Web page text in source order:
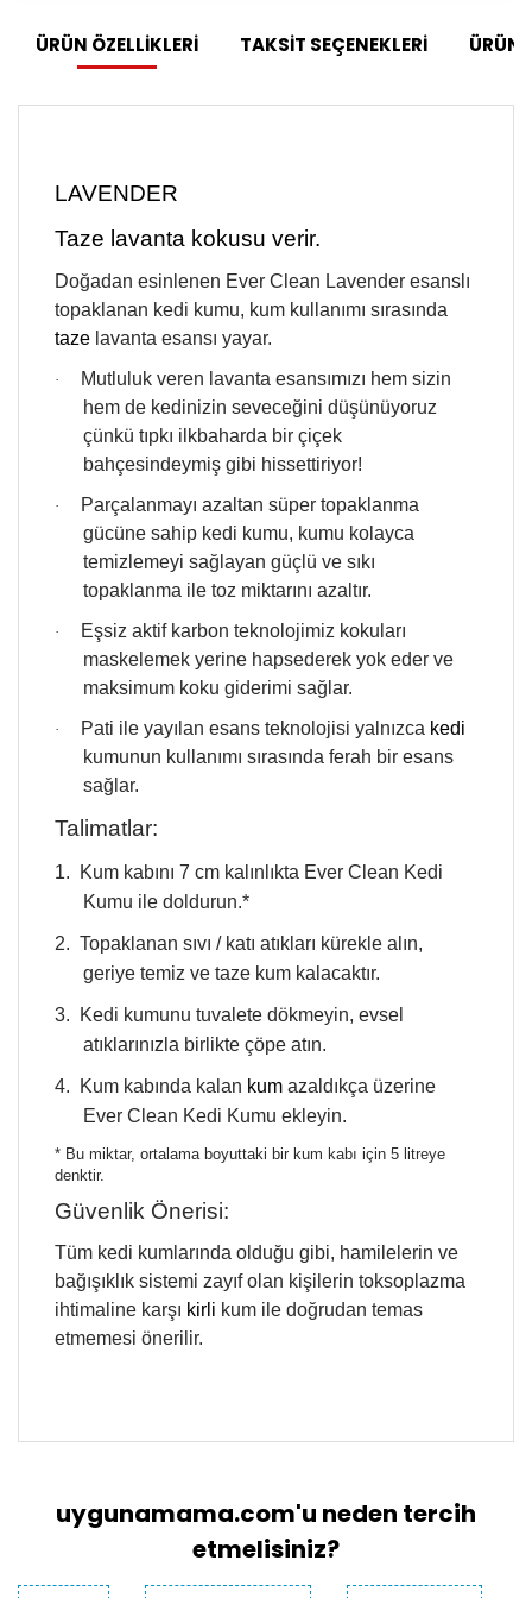
ÜRÜN ÖZELLİKLERİ TAKSİT SEÇENEKLERİ ÜRÜN
LAVENDER
Taze lavanta kokusu verir.
Doğadan esinlenen Ever Clean Lavender esanslı
topaklanan kedi kumu, kum kullanımı sırasında
taze lavanta esansı yayar.
·
Mutluluk veren lavanta esansımızı hem sizin
hem de kedinizin seveceğini düşünüyoruz
çünkü tıpkı ilkbaharda bir çiçek
bahçesindeymiş gibi hissettiriyor!
·
Parçalanmayı azaltan süper topaklanma
gücüne sahip kedi kumu, kumu kolayca
temizlemeyi sağlayan güçlü ve sıkı
topaklanma ile toz miktarını azaltır.
·
Eşsiz aktif karbon teknolojimiz kokuları
maskelemek yerine hapsederek yok eder ve
maksimum koku giderimi sağlar.
· Pati ile yayılan esans teknolojisi yalnızca kedi
kumunun kullanımı sırasında ferah bir esans
sağlar.
Talimatlar:
1.
Kum kabını 7 cm kalınlıkta Ever Clean Kedi
Kumu ile doldurun.*
2. Topaklanan sıvı / katı atıkları kürekle alın,
geriye temiz ve taze kum kalacaktır.
3.
Kedi kumunu tuvalete dökmeyin, evsel
atıklarınızla birlikte çöpe atın.
4. Kum kabında kalan kum azaldıkça üzerine
Ever Clean Kedi Kumu ekleyin.
* Bu miktar, ortalama boyuttaki bir kum kabı için 5 litreye
denktir.
Güvenlik Önerisi:
Tüm kedi kumlarında olduğu gibi, hamilelerin ve
bağışıklık sistemi zayıf olan kişilerin toksoplazma
ihtimaline karşı kirli kum ile doğrudan temas
etmemesi önerilir.
Yorum Yaz
ve diğer konularda yetersiz gördüğünüz noktaları
Ürün resmi kalitesiz, bozuk veya
görüntülenemiyor.
seçen müşterilerimiz siparişini “Çatalmeşe
Mahallesi Sultansuyu Caddesi Bina No: 28
Dükkan: 32 Alemdağ Çekmeköy/İstanbul”
adresinden teslim almalıdır.
Diğer
uygunamama.com'u neden tercih
etmelisiniz?